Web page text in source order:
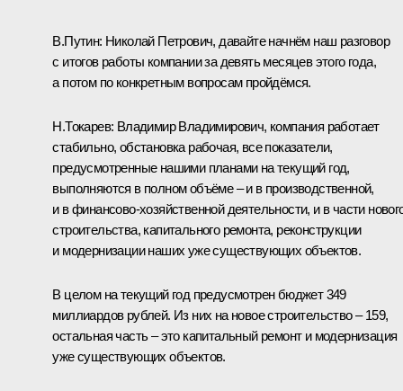
В.Путин: Николай Петрович, давайте начнём наш разговор
с итогов работы компании за девять месяцев этого года,
а потом по конкретным вопросам пройдёмся.
Н.Токарев: Владимир Владимирович, компания работает
стабильно, обстановка рабочая, все показатели,
предусмотренные нашими планами на текущий год,
выполняются в полном объёме – и в производственной,
и в финансово-хозяйственной деятельности, и в части
строительства, капитального ремонта, реконструкции
и модернизации наших уже существующих объектов.
В целом на текущий год предусмотрен бюджет 349
миллиардов рублей. Из них на новое строительство – 159,
остальная часть – это капитальный ремонт и модернизация
уже существующих объектов.